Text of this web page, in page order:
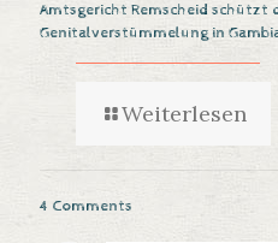
Amtsgericht Remscheid schützt
Genitalverstümmelung in
Weiterlesen
4 Comments